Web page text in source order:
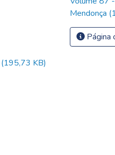
(195,73 KB)
Mendonça
Página